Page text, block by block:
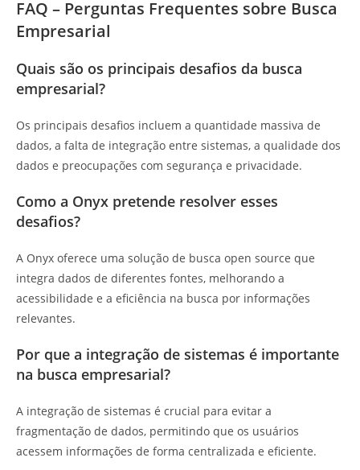
FAQ – Perguntas Frequentes sobre Busca
Empresarial
Quais são os principais desafios da busca
empresarial?
Os principais desafios incluem a quantidade massiva de
dados, a falta de integração entre sistemas, a qualidade dos
dados e preocupações com segurança e privacidade.
Como a Onyx pretende resolver esses
desafios?
A Onyx oferece uma solução de busca open source que
integra dados de diferentes fontes, melhorando a
acessibilidade e a eficiência na busca por informações
relevantes.
Por que a integração de sistemas é importante
na busca empresarial?
A integração de sistemas é crucial para evitar a
fragmentação de dados, permitindo que os usuários
acessem informações de forma centralizada e eficiente.